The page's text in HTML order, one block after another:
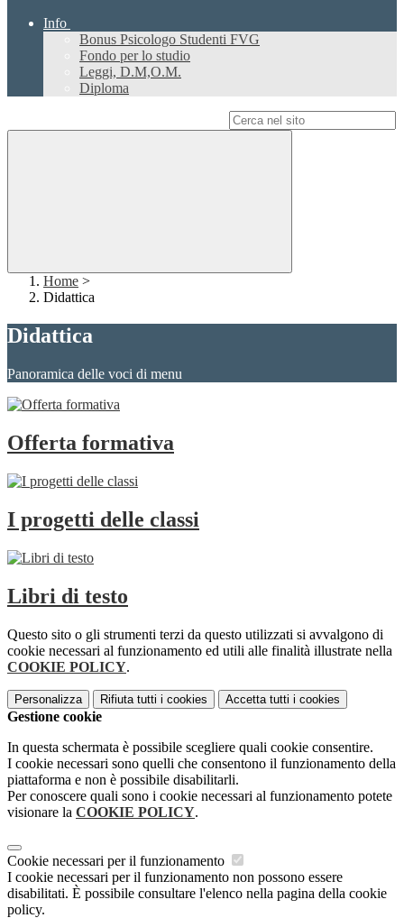
Info
Bonus Psicologo Studenti FVG
Fondo per lo studio
Leggi, D.M,O.M.
Diploma
Home >
Didattica
Didattica
Panoramica delle voci di menu
Offerta formativa
I progetti delle classi
Libri di testo
Questo sito o gli strumenti terzi da questo utilizzati si avvalgono di
cookie necessari al funzionamento ed utili alle finalità illustrate nella
COOKIE POLICY.
Personalizza Rifiuta tutti i cookies Accetta tutti i cookies
Gestione cookie
In questa schermata è possibile scegliere quali cookie consentire.
I cookie necessari sono quelli che consentono il funzionamento della
piattaforma e non è possibile disabilitarli.
Per conoscere quali sono i cookie necessari al funzionamento potete
visionare la COOKIE POLICY.
Cookie necessari per il funzionamento
I cookie necessari per il funzionamento non possono essere
disabilitati. È possibile consultare l'elenco nella pagina della cookie
policy.